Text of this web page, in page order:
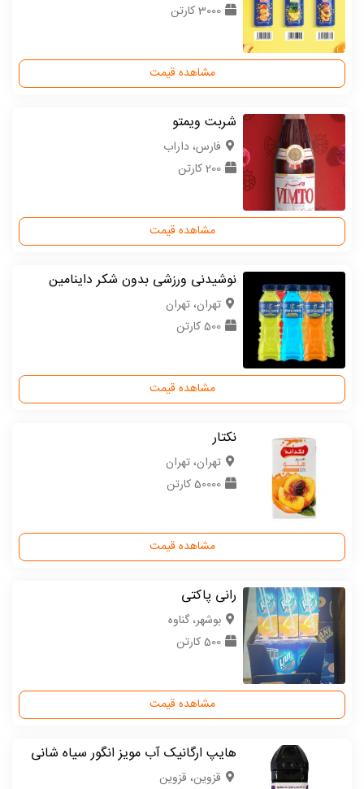
3000 کارتن
مشاهده قیمت
شربت ویمتو
فارس، داراب
200 کارتن
مشاهده قیمت
نوشیدنی ورزشی بدون شکر داینامین
تهران، تهران
500 کارتن
مشاهده قیمت
نکتار
تهران، تهران
50000 کارتن
مشاهده قیمت
رانی پاکتی
بوشهر، گناوه
500 کارتن
مشاهده قیمت
هایپ ارگانیک آب مویز انگور سیاه شانی
قزوین، قزوین